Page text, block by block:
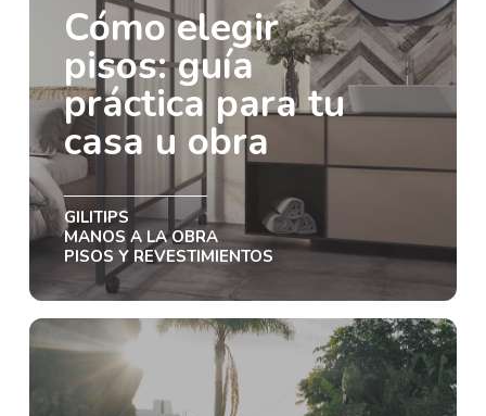
Cómo elegir
pisos: guía
práctica para tu
casa u obra
GILITIPS
MANOS A LA OBRA
PISOS Y REVESTIMIENTOS